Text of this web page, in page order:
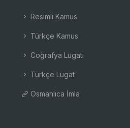
Resimli Kamus
Türkçe Kamus
Coğrafya Lugatı
Türkçe Lugat
Osmanlıca İmla